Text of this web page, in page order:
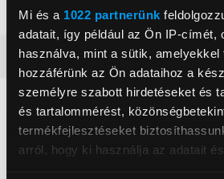
Mi és a 1022 partnerünk
adatait, így például az Ön IP-címét,
használva, mint a sütik, amelyekkel
hozzáférünk az Ön adataihoz a
személyre szabott hirdetéseket és
és tartalommérést,
termékfejlesztéseket
arról, hogy ki használja az adatait
Szín Inox
Részletes ismertető
Neked